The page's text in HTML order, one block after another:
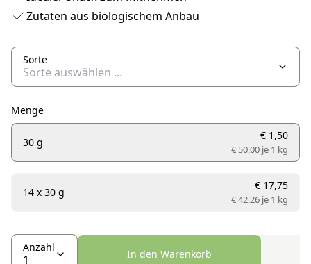
Zutaten aus biologischem Anbau
Sorte
Menge
30 g
€ 1,50
€ 50,00 je 1 kg
14 x 30 g
€ 17,75
€ 42,26 je 1 kg
Anzahl
In den Warenkorb